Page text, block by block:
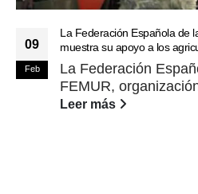
09
Feb
La Federación Española de
muestra su apoyo a los
La Federación
FEMUR,
Leer más